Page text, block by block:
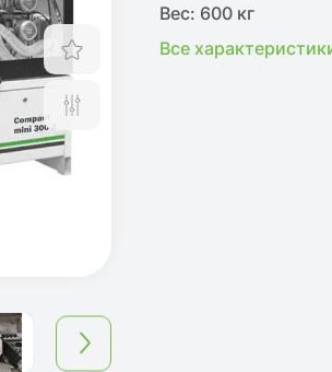
Отложить
Вес: 600 кг
Все